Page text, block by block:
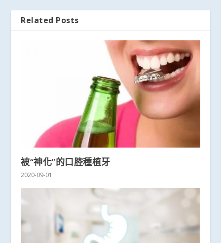
Related Posts
被“神化”的口腔種植牙
2020-09-01